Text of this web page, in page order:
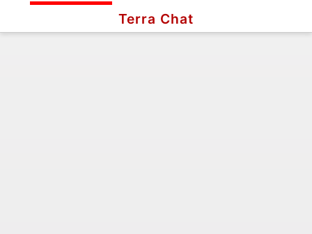
Terra Chat